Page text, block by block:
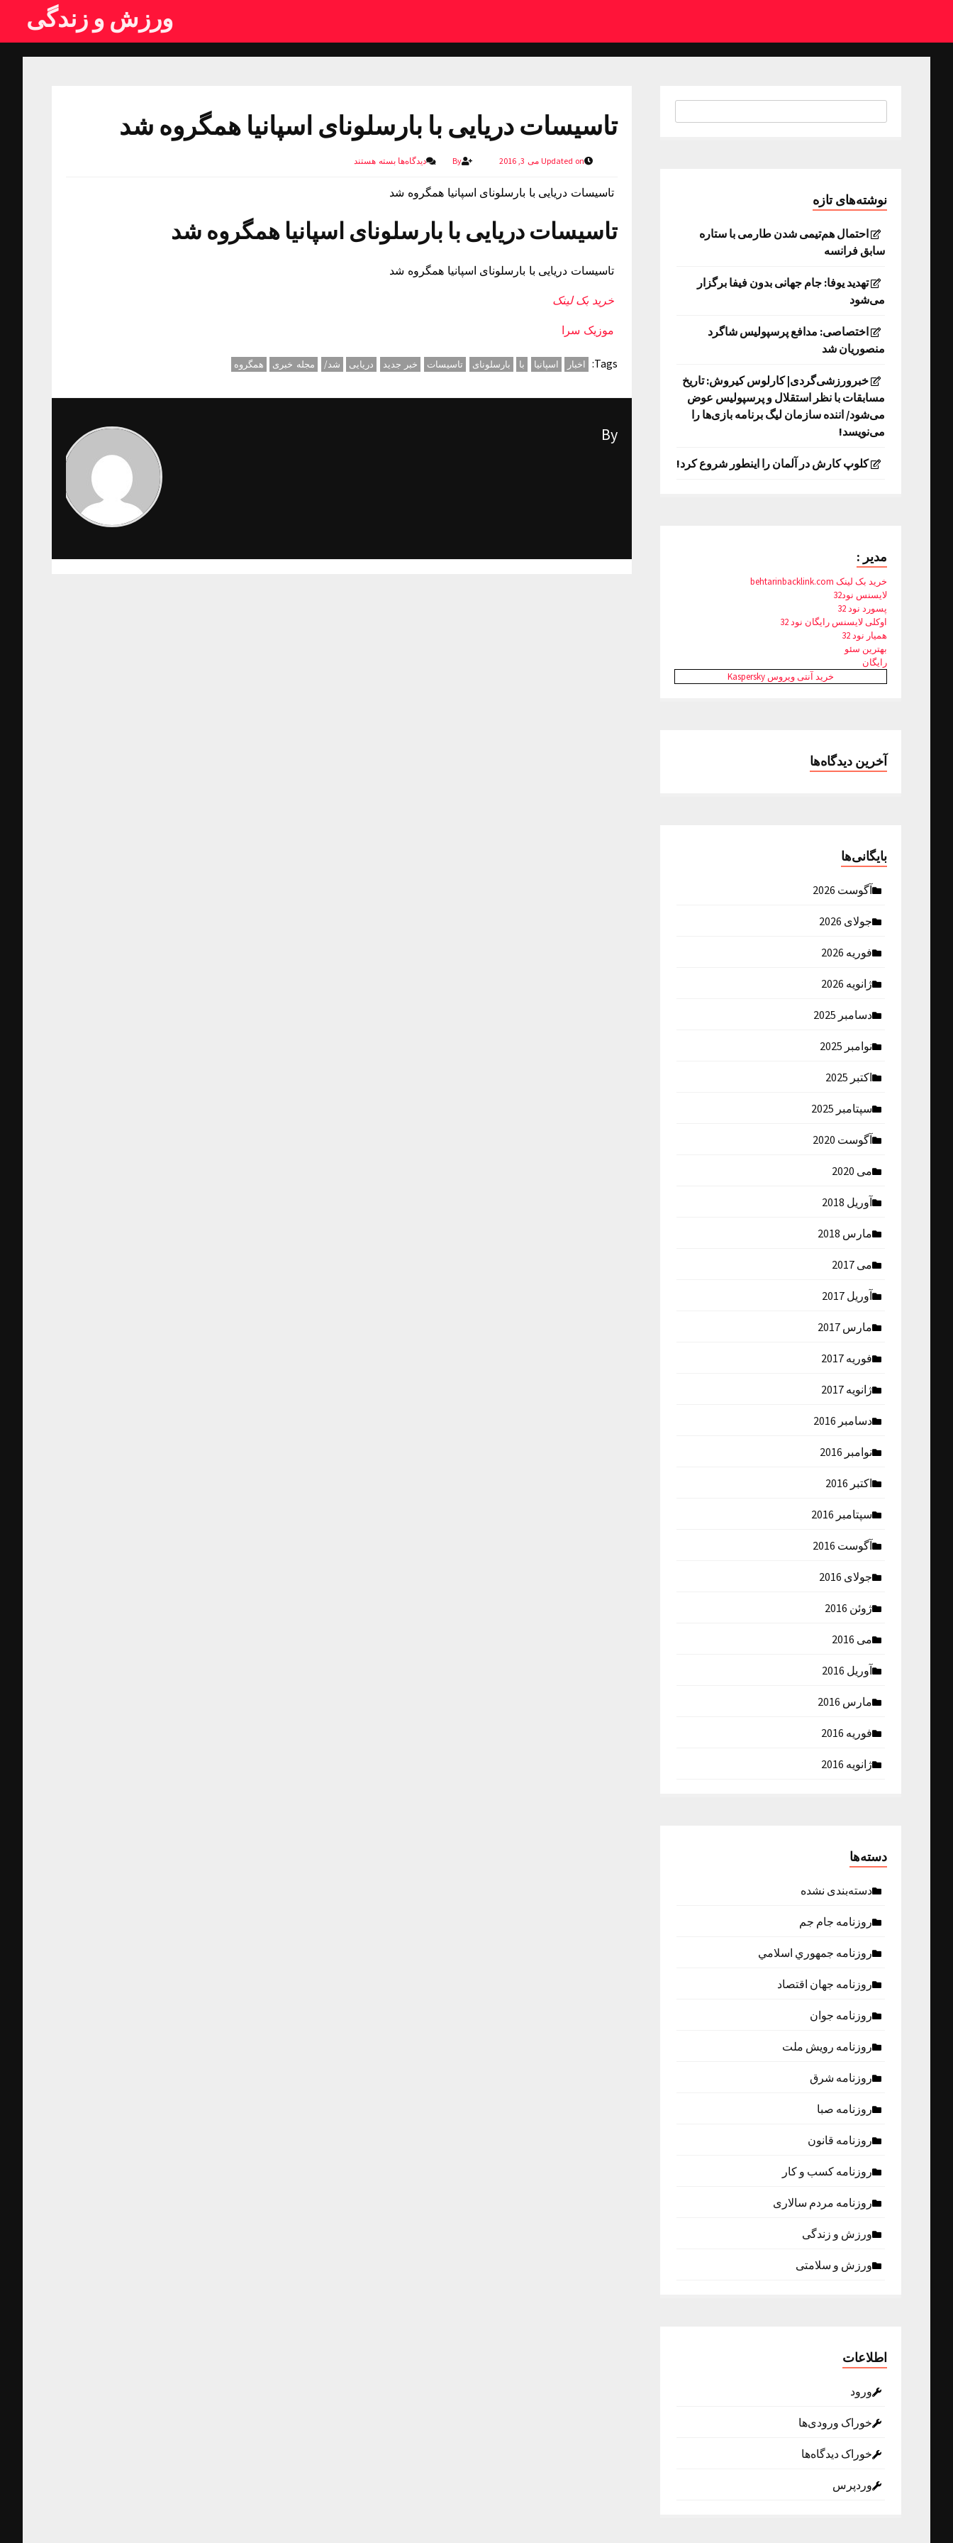
ورزش و زندگی
تاسیسات دریایی با بارسلونای اسپانیا همگروه شد
Updated on می 3, 2016 By دیدگاه‌هابسته هستند
تاسیسات دریایی با بارسلونای اسپانیا همگروه شد
تاسیسات دریایی با بارسلونای اسپانیا همگروه شد
تاسیسات دریایی با بارسلونای اسپانیا همگروه شد
خرید بک لینک
موزیک سرا
Tags: اخبار اسپانیا با بارسلونای تاسیسات خبر جدید دریایی شد/ مجله خبری همگروه
By
نوشته‌های تازه
احتمال هم‌تیمی شدن طارمی با ستاره
سابق فرانسه
تهدید یوفا: جام جهانی بدون فیفا برگزار
می‌شود
اختصاصی: مدافع پرسپولیس شاگرد
منصوریان شد
خبرورزشی‌گردی| کارلوس کیروش: تاریخ
مسابقات با نظر استقلال و پرسپولیس عوض
می‌شود/ اننده سازمان لیگ برنامه بازی‌ها را
می‌نویسد!
کلوپ کارش در آلمان را اینطور شروع کرد!
مدیر :
خرید بک لینک behtarinbacklink.com
لایسنس نود32
پسورد نود 32
اوکلی لایسنس رایگان نود 32
همیار نود 32
بهترین سئو
رایگان
خرید آنتی ویروس Kaspersky
آخرین دیدگاه‌ها
بایگانی‌ها
آگوست 2026
جولای 2026
فوریه 2026
ژانویه 2026
دسامبر 2025
نوامبر 2025
اکتبر 2025
سپتامبر 2025
آگوست 2020
می 2020
آوریل 2018
مارس 2018
می 2017
آوریل 2017
مارس 2017
فوریه 2017
ژانویه 2017
دسامبر 2016
نوامبر 2016
اکتبر 2016
سپتامبر 2016
آگوست 2016
جولای 2016
ژوئن 2016
می 2016
آوریل 2016
مارس 2016
فوریه 2016
ژانویه 2016
دسته‌ها
دسته‌بندی نشده
روزنامه جام جم
روزنامه جمهوري اسلامي
روزنامه جهان اقتصاد
روزنامه جوان
روزنامه رویش ملت
روزنامه شرق
روزنامه صبا
روزنامه قانون
روزنامه كسب و كار
روزنامه مردم سالاری
ورزش و زندگی
ورزش و سلامتی
اطلاعات
ورود
خوراک ورودی‌ها
خوراک دیدگاه‌ها
وردپرس